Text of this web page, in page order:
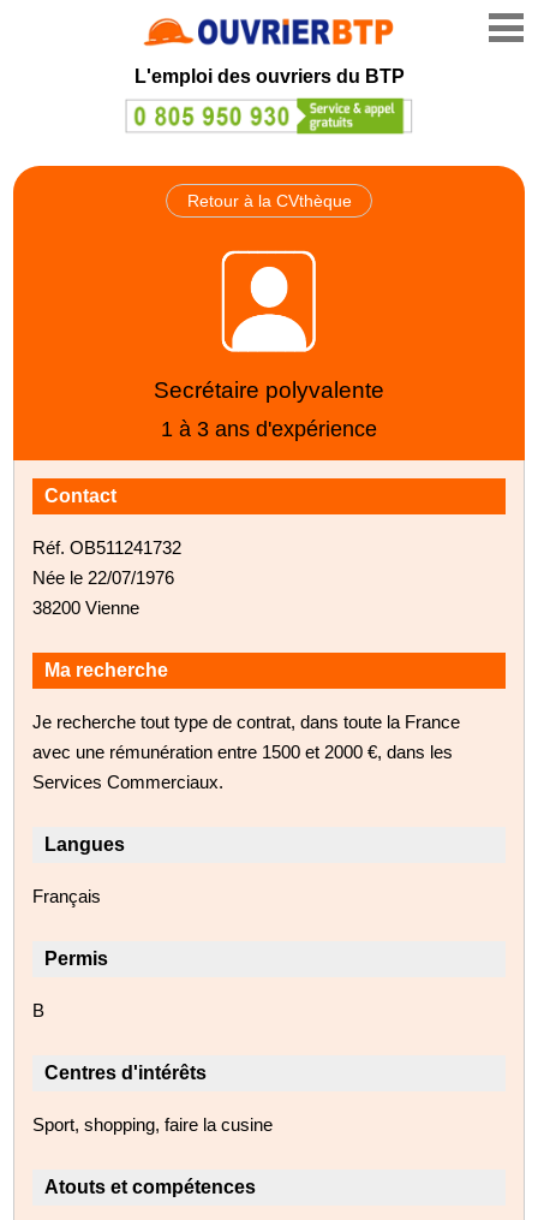
L'emploi des ouvriers du BTP
Retour à la CVthèque
Secrétaire polyvalente
1 à 3 ans d'expérience
Contact
Réf. OB511241732
Née le 22/07/1976
38200 Vienne
Ma recherche
Je recherche tout type de contrat, dans toute la France
avec une rémunération entre 1500 et 2000 €, dans les
Services Commerciaux.
Langues
Français
Permis
B
Centres d'intérêts
Sport, shopping, faire la cusine
Atouts et compétences